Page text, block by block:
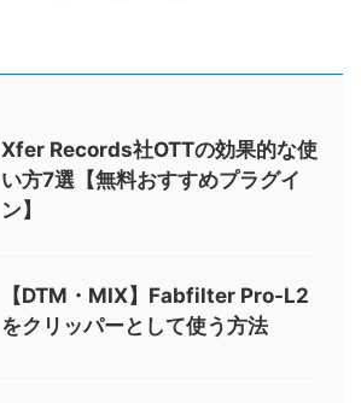
Xfer Records社OTTの効果的な使
い方7選【無料おすすめプラグイ
ン】
【DTM・MIX】Fabfilter Pro-L2
をクリッパーとして使う方法